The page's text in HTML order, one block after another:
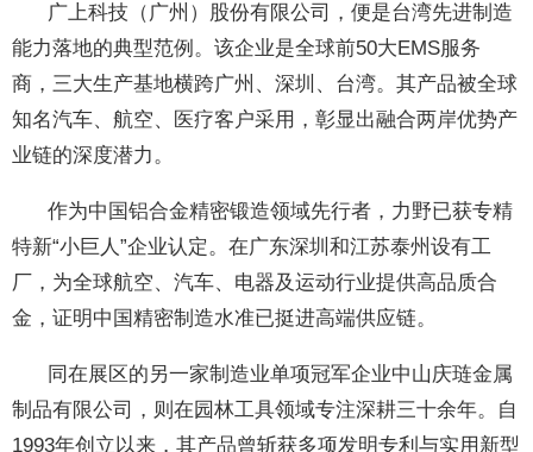
广上科技（广州）股份有限公司，便是台湾先进制造
能力落地的典型范例。该企业是全球前50大EMS服务
商，三大生产基地横跨广州、深圳、台湾。其产品被全球
知名汽车、航空、医疗客户采用，彰显出融合两岸优势产
业链的深度潜力。
作为中国铝合金精密锻造领域先行者，力野已获专精
特新“小巨人”企业认定。在广东深圳和江苏泰州设有工
厂，为全球航空、汽车、电器及运动行业提供高品质合
金，证明中国精密制造水准已挺进高端供应链。
同在展区的另一家制造业单项冠军企业中山庆琏金属
制品有限公司，则在园林工具领域专注深耕三十余年。自
1993年创立以来，其产品曾斩获多项发明专利与实用新型